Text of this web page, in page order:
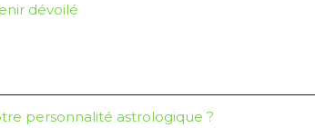
dévoilé
personnalité astrologique ?